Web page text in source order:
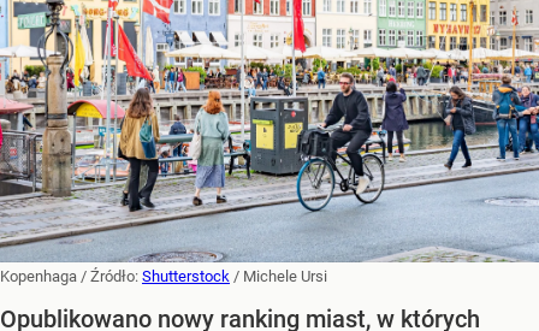
Kopenhaga / Źródło: Shutterstock / Michele Ursi
Opublikowano nowy ranking miast, w których